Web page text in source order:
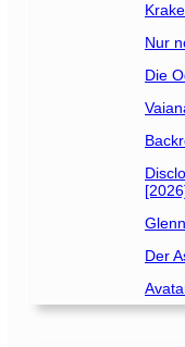
Nur
Die
Der